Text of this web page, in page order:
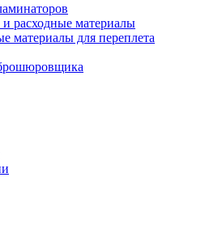
расходные материалы
материалы для переплета